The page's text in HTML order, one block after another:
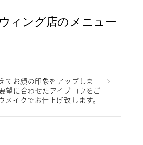
ィング店のメニュー
てお顔の印象をアップしま
望に合わせたアイブロウをご
メイクでお仕上げ致します。